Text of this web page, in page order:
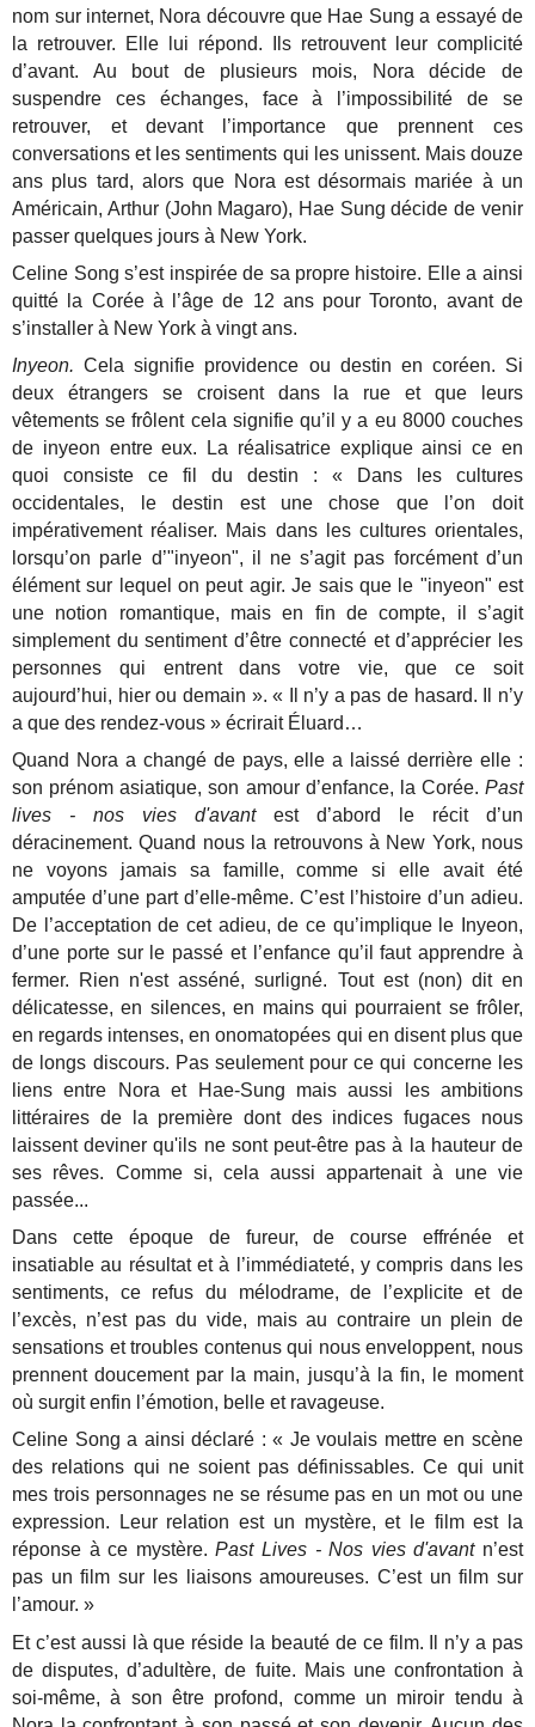
nom sur internet, Nora découvre que Hae Sung a essayé de
la retrouver. Elle lui répond. Ils retrouvent leur complicité
d’avant. Au bout de plusieurs mois, Nora décide de
suspendre ces échanges, face à l’impossibilité de se
retrouver, et devant l’importance que prennent ces
conversations et les sentiments qui les unissent. Mais douze
ans plus tard, alors que Nora est désormais mariée à un
Américain, Arthur (John Magaro), Hae Sung décide de venir
passer quelques jours à New York.
Celine Song s’est inspirée de sa propre histoire. Elle a ainsi
quitté la Corée à l’âge de 12 ans pour Toronto, avant de
s’installer à New York à vingt ans.
Inyeon. Cela signifie providence ou destin en coréen. Si
deux étrangers se croisent dans la rue et que leurs
vêtements se frôlent cela signifie qu’il y a eu 8000 couches
de inyeon entre eux. La réalisatrice explique ainsi ce en
quoi consiste ce fil du destin : « Dans les cultures
occidentales, le destin est une chose que l’on doit
impérativement réaliser. Mais dans les cultures orientales,
lorsqu’on parle d’"inyeon", il ne s’agit pas forcément d’un
élément sur lequel on peut agir. Je sais que le "inyeon" est
une notion romantique, mais en fin de compte, il s’agit
simplement du sentiment d’être connecté et d’apprécier les
personnes qui entrent dans votre vie, que ce soit
aujourd’hui, hier ou demain ». « Il n’y a pas de hasard. Il n’y
a que des rendez-vous » écrirait Éluard…
Quand Nora a changé de pays, elle a laissé derrière elle :
son prénom asiatique, son amour d’enfance, la Corée. Past
lives - nos vies d'avantest d’abord le récit d’un
déracinement. Quand nous la retrouvons à New York, nous
ne voyons jamais sa famille, comme si elle avait été
amputée d’une part d’elle-même. C’est l’histoire d’un adieu.
De l’acceptation de cet adieu, de ce qu’implique le Inyeon,
d’une porte sur le passé et l’enfance qu’il faut apprendre à
fermer. Rien n'est asséné, surligné. Tout est (non) dit en
délicatesse, en silences, en mains qui pourraient se frôler,
en regards intenses, en onomatopées qui en disent plus que
de longs discours. Pas seulement pour ce qui concerne les
liens entre Nora et Hae-Sung mais aussi les ambitions
littéraires de la première dont des indices fugaces nous
laissent deviner qu'ils ne sont peut-être pas à la hauteur de
ses rêves. Comme si, cela aussi appartenait à une vie
passée...
Dans cette époque de fureur, de course effrénée et
insatiable au résultat et à l’immédiateté, y compris dans les
sentiments, ce refus du mélodrame, de l’explicite et de
l’excès, n’est pas du vide, mais au contraire un plein de
sensations et troubles contenus qui nous enveloppent, nous
prennent doucement par la main, jusqu’à la fin, le moment
où surgit enfin l’émotion, belle et ravageuse.
Celine Song a ainsi déclaré : « Je voulais mettre en scène
des relations qui ne soient pas définissables. Ce qui unit
mes trois personnages ne se résume pas en un mot ou une
expression. Leur relation est un mystère, et le film est la
réponse à ce mystère.Past Lives - Nos vies d'avantn’est
pas un film sur les liaisons amoureuses. C’est un film sur
l’amour. »
Et c’est aussi là que réside la beauté de ce film. Il n’y a pas
de disputes, d’adultère, de fuite. Mais une confrontation à
soi-même, à son être profond, comme un miroir tendu à